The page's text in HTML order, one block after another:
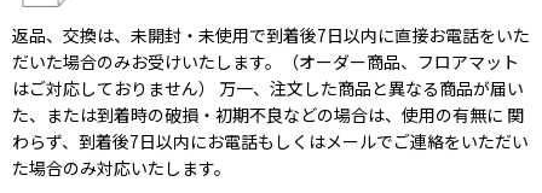
返品、交換は、未開封・未使用で到着後7日以内に直接お電話をいた
だいた場合のみお受けいたします。（オーダー商品、フロアマット
はご対応しておりません） 万一、注文した商品と異なる商品が届い
た、または到着時の破損・初期不良などの場合は、使用の有無に 関
わらず、到着後7日以内にお電話もしくはメールでご連絡をいただい
た場合のみ対応いたします。